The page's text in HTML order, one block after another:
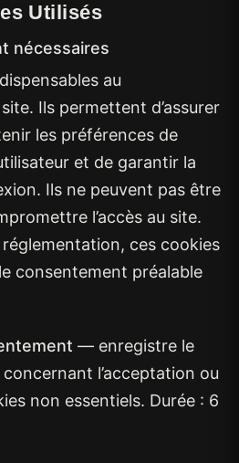
Utilisés
nécessaires
au
Ils permettent d’assurer
les préférences de
et de garantir la
Ils ne peuvent pas être
l’accès au site.
ces cookies
consentement préalable
— enregistre le
l’acceptation ou
non essentiels. Durée : 6